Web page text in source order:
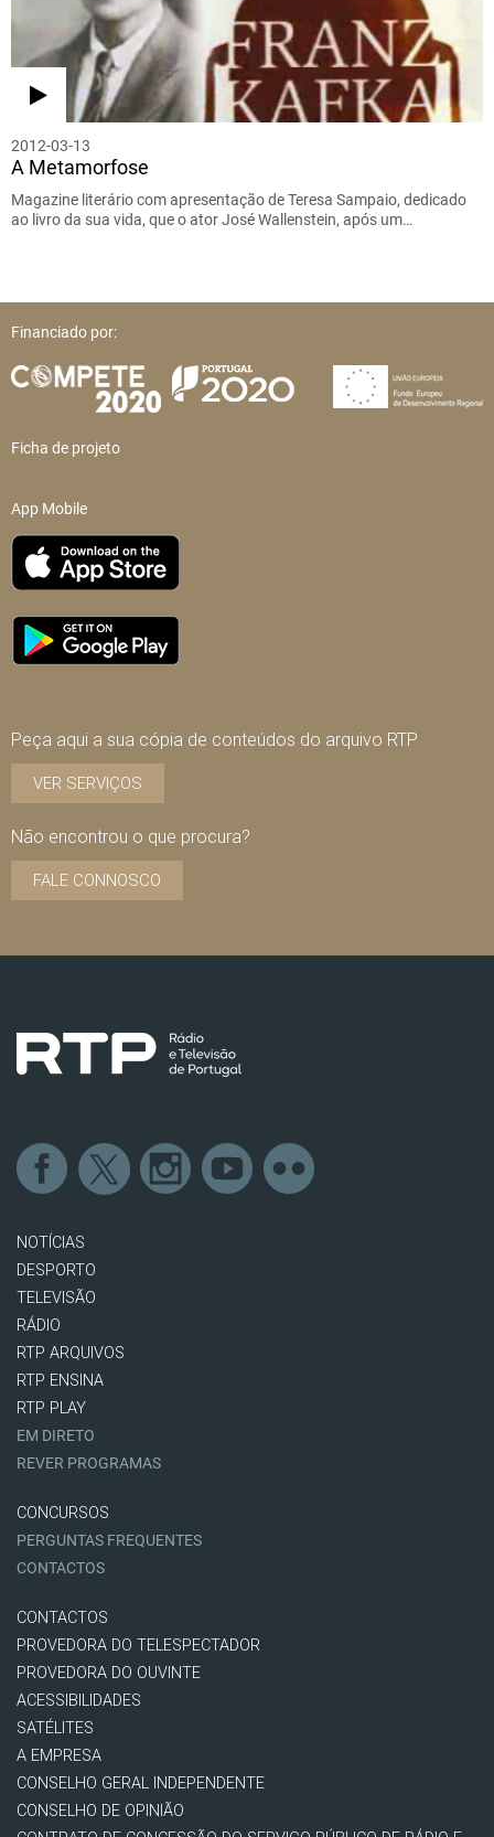
2012-03-13
A Metamorfose
Magazine literário com apresentação de Teresa Sampaio, dedicado
ao livro da sua vida, que o ator José Wallenstein, após um…
Financiado por:
Ficha de projeto
App Mobile
Peça aqui a sua cópia de conteúdos do arquivo RTP
VER SERVIÇOS
Não encontrou o que procura?
FALE CONNOSCO
NOTÍCIAS
DESPORTO
TELEVISÃO
RÁDIO
RTP ARQUIVOS
RTP ENSINA
RTP PLAY
EM DIRETO
REVER PROGRAMAS
CONCURSOS
PERGUNTAS FREQUENTES
CONTACTOS
CONTACTOS
PROVEDORA DO TELESPECTADOR
PROVEDORA DO OUVINTE
ACESSIBILIDADES
SATÉLITES
A EMPRESA
CONSELHO GERAL INDEPENDENTE
CONSELHO DE OPINIÃO